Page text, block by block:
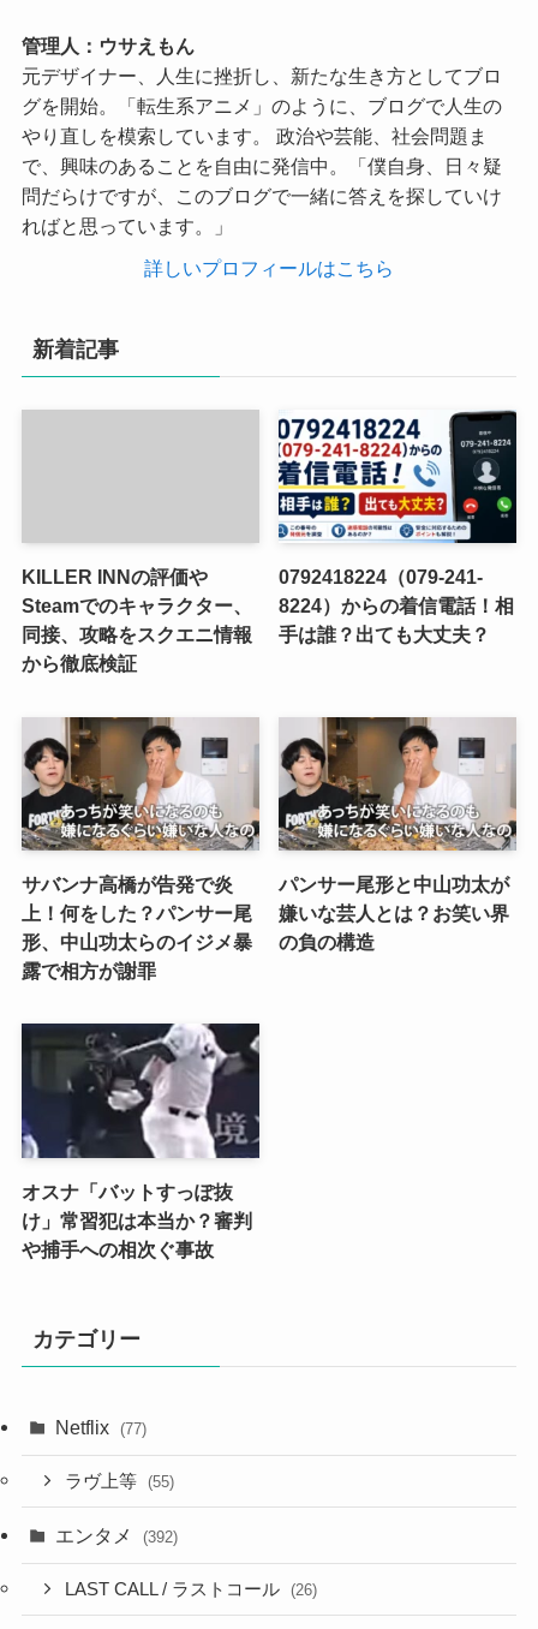
管理人：ウサえもん
元デザイナー、人生に挫折し、新たな生き方としてブロ
グを開始。「転生系アニメ」のように、ブログで人生の
やり直しを模索しています。 政治や芸能、社会問題ま
で、興味のあることを自由に発信中。「僕自身、日々疑
問だらけですが、このブログで一緒に答えを探していけ
ればと思っています。」
詳しいプロフィールはこちら
新着記事
KILLER INNの評価や
Steamでのキャラクター、
同接、攻略をスクエニ情報
から徹底検証
0792418224（079-241-
8224）からの着信電話！相
手は誰？出ても大丈夫？
サバンナ高橋が告発で炎
上！何をした？パンサー尾
形、中山功太らのイジメ暴
露で相方が謝罪
パンサー尾形と中山功太が
嫌いな芸人とは？お笑い界
の負の構造
オスナ「バットすっぽ抜
け」常習犯は本当か？審判
や捕手への相次ぐ事故
カテゴリー
Netflix (77)
ラヴ上等 (55)
エンタメ (392)
LAST CALL / ラストコール (26)